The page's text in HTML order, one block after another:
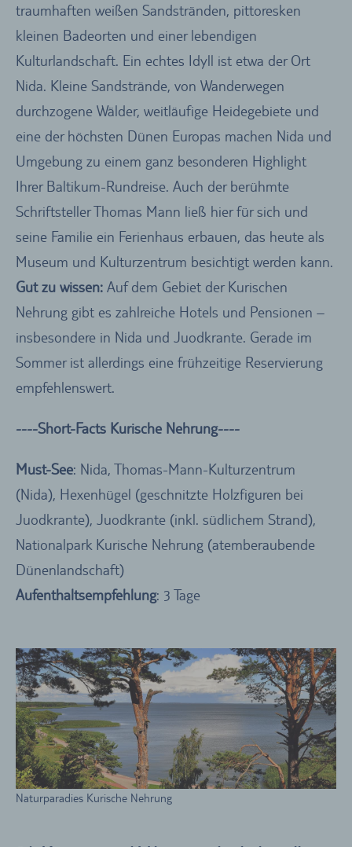
traumhaften weißen Sandstränden, pittoresken
kleinen Badeorten und einer lebendigen
Kulturlandschaft. Ein echtes Idyll ist etwa der Ort
Nida. Kleine Sandstrände, von Wanderwegen
durchzogene Wälder, weitläufige Heidegebiete und
eine der höchsten Dünen Europas machen Nida und
Umgebung zu einem ganz besonderen Highlight
Ihrer Baltikum-Rundreise. Auch der berühmte
Schriftsteller Thomas Mann ließ hier für sich und
seine Familie ein Ferienhaus erbauen, das heute als
Museum und Kulturzentrum besichtigt werden kann.
Gut zu wissen: Auf dem Gebiet der Kurischen
Nehrung gibt es zahlreiche Hotels und Pensionen –
insbesondere in Nida und Juodkrante. Gerade im
Sommer ist allerdings eine frühzeitige Reservierung
empfehlenswert.
----Short-Facts Kurische Nehrung----
Must-See: Nida, Thomas-Mann-Kulturzentrum
(Nida), Hexenhügel (geschnitzte Holzfiguren bei
Juodkrante), Juodkrante (inkl. südlichem Strand),
Nationalpark Kurische Nehrung (atemberaubende
Dünenlandschaft)
Aufenthaltsempfehlung: 3 Tage
Naturparadies Kurische Nehrung